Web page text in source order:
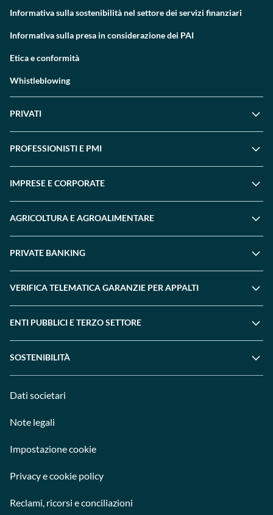
Informativa sulla sostenibilità nel settore dei servizi finanziari
Informativa sulla presa in considerazione dei PAI
Etica e conformità
Whistleblowing
PRIVATI
PROFESSIONISTI E PMI
IMPRESE E CORPORATE
AGRICOLTURA E AGROALIMENTARE
PRIVATE BANKING
VERIFICA TELEMATICA GARANZIE PER APPALTI
ENTI PUBBLICI E TERZO SETTORE
SOSTENIBILITÀ
Dati societari
Note legali
Impostazione cookie
Privacy e cookie policy
Reclami, ricorsi e conciliazioni